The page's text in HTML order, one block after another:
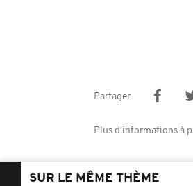
Partager
Plus d'informations à
SUR LE MÊME THÈME